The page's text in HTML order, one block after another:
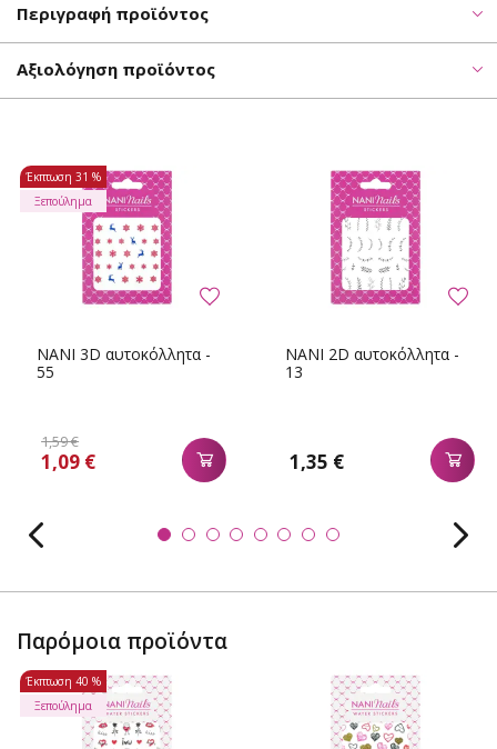
Περιγραφή προϊόντος
Αξιολόγηση προϊόντος
NANI 3D αυτοκόλλητα -
55
1,59 €
1,09 €
Έκπτωση 31 %
Ξεπούλημα
NANI 2D αυτοκόλλητα -
13
1,35 €
Παρόμοια προϊόντα
Έκπτωση 40 %
Ξεπούλημα